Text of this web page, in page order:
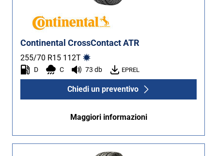
Continental CrossContact ATR
255/70 R15 112T
D C 73 db EPREL
Chiedi un preventivo
Maggiori informazioni